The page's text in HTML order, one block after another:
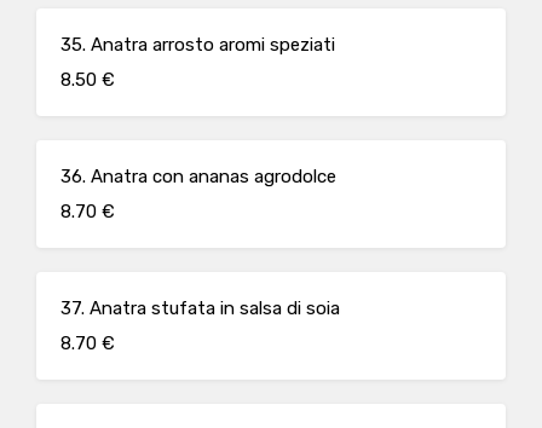
35. Anatra arrosto aromi speziati
8.50 €
36. Anatra con ananas agrodolce
8.70 €
37. Anatra stufata in salsa di soia
8.70 €